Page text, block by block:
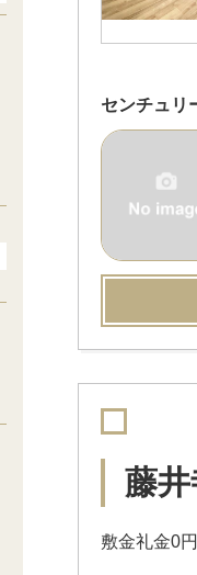
センチュリ
藤
敷金礼金0